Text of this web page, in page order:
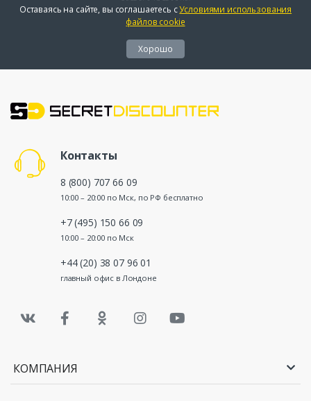
Оставаясь на сайте, вы соглашаетесь сУсловиями использования
файлов cookie
Хорошо
Контакты
8 (800) 707 66 09
10:00 – 20:00 по Мск, по РФ бесплатно
+7 (495) 150 66 09
10:00 – 20:00 по Мск
+44 (20) 38 07 96 01
главный офис в Лондоне
КОМПАНИЯ